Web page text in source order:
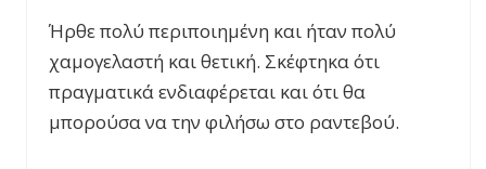
Ήρθε πολύ περιποιημένη και ήταν πολύ
χαμογελαστή και θετική. Σκέφτηκα ότι
πραγματικά ενδιαφέρεται και ότι θα
μπορούσα να την φιλήσω στο ραντεβού.